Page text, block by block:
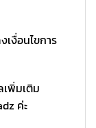
งื่อนไขการ
พิ่มเติม
ค่ะ